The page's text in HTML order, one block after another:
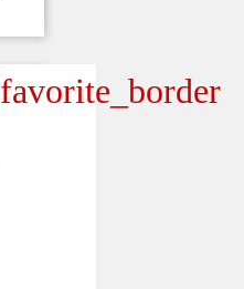
favorite_border